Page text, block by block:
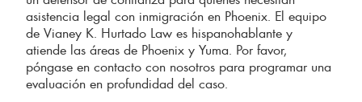
asistencia legal con inmigración en Phoenix. El equipo
de Vianey K. Hurtado Law es hispanohablante y
atiende las áreas de Phoenix y Yuma. Por favor,
póngase en contacto con nosotros para programar una
evaluación en profundidad del caso.